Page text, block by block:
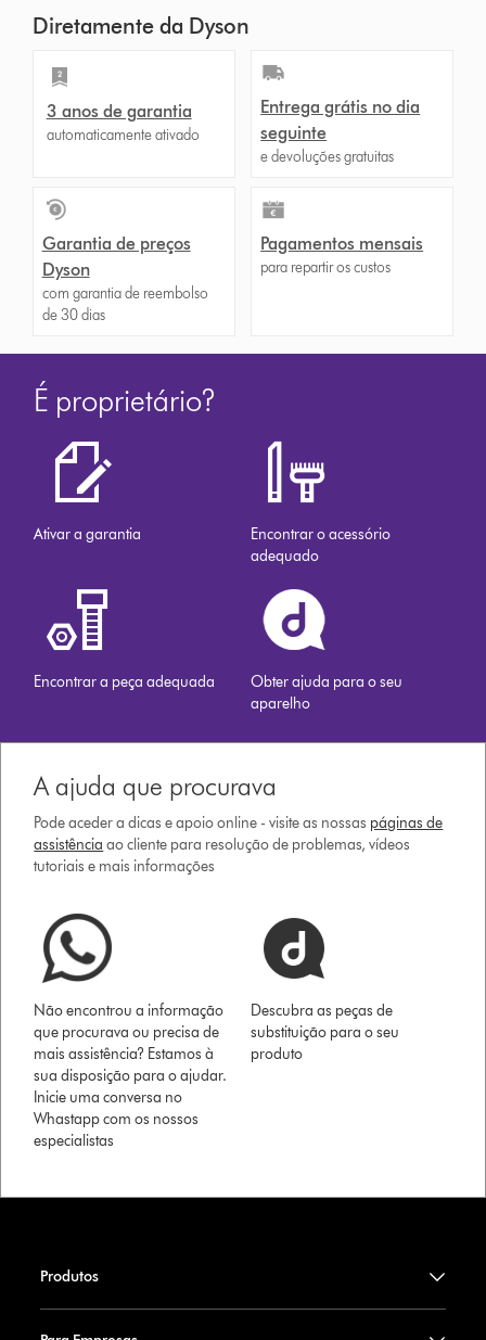
Diretamente da Dyson
3 anos de garantia
automaticamente ativado
Entrega grátis no dia
seguinte
e devoluções gratuitas
Garantia de preços
Dyson
com garantia de reembolso
de 30 dias
Pagamentos mensais
para repartir os custos
É proprietário?
Ativar a garantia
Encontrar o acessório
adequado
Encontrar a peça adequada
Obter ajuda para o seu
aparelho
A ajuda que procurava
Pode aceder a dicas e apoio online - visite as nossas páginas de
assistência ao cliente para resolução de problemas, vídeos
tutoriais e mais informações
Não encontrou a informação
que procurava ou precisa de
mais assistência? Estamos à
sua disposição para o ajudar.
Inicie uma conversa no
Whastapp com os nossos
especialistas
Descubra as peças de
substituição para o seu
produto
Produtos